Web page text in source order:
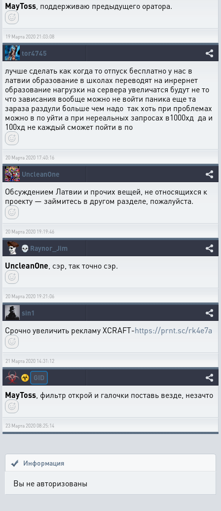
MayToss , поддерживаю предыдущего оратора.
19 Марта 2020 21:03:08
tor4745
лучше сделать как когда то отпуск бесплатно у нас в
латвии образование в школах переводят на инрернет
образование нагрузки на сервера увеличатся будут не то
что зависания вообще можно не войти паника еще та
зараза раздули больше чем надо так хоть при проблемах
можно в по уйти а при нереальных запросах в1000хд да и
100хд не каждый сможет пойти в по
20 Марта 2020 17:40:16
UncleanOne
Обсуждением Латвии и прочих вещей, не относящихся к
проекту — займитесь в другом разделе, пожалуйста.
20 Марта 2020 19:19:46
💀 Raynor_Jim
UncleanOne , сэр, так точно сэр.
20 Марта 2020 19:21:06
sin1
Срочно увеличить рекламу XCRAFT-https://prnt.sc/rk4e7a
21 Марта 2020 14:31:12
☣️ GID
MayToss , фильтр открой и галочки поставь везде, незачто
23 Марта 2020 08:25:14
Информация
Вы не авторизованы